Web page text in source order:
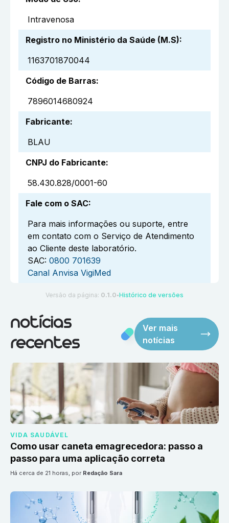
Intravenosa
Registro no Ministério da Saúde (M.S):
1163701870044
Código de Barras:
7896014680924
Fabricante:
BLAU
CNPJ do Fabricante:
58.430.828/0001-60
Fale com o SAC:
Para mais informações ou suporte, entre
em contato com o Serviço de Atendimento
ao Cliente deste laboratório.
SAC: 0800 701639
Canal Anvisa VigiMed
Versão da página: 0.1.0 ●Histórico de versões
notícias
recentes
Ver mais
notícias
VIDA SAUDÁVEL
Como usar caneta emagrecedora: passo a
passo para uma aplicação correta
há cerca de 21 horas, por Redação Sara